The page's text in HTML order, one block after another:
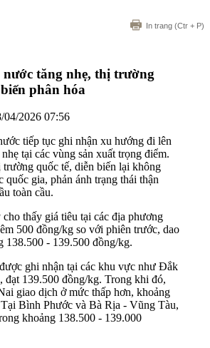
In trang (Ctr + P)
tăng nhẹ, thị trường
phân hóa
04/2026 07:56
tiếp tục ghi nhận xu hướng đi lên
tại các vùng sản xuất trọng điểm.
quốc tế, diễn biến lại không
quốc gia, phản ánh trạng thái thận
toàn cầu.
cho thấy giá tiêu tại các địa phương
500 đồng/kg so với phiên trước, dao
138.500 - 139.500 đồng/kg.
ghi nhận tại các khu vực như Đắk
139.500 đồng/kg. Trong khi đó,
giao dịch ở mức thấp hơn, khoảng
Bình Phước và Bà Rịa - Vũng Tàu,
khoảng 138.500 - 139.000